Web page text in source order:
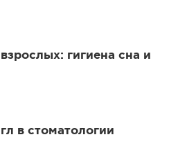
гигиена сна и
в стоматологии